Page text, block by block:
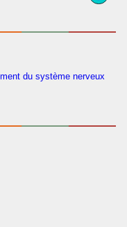
du système nerveux